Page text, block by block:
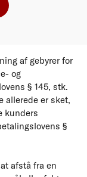
af gebyrer for
og
§ 145, stk.
allerede er sket,
kunders
§
afstå fra en